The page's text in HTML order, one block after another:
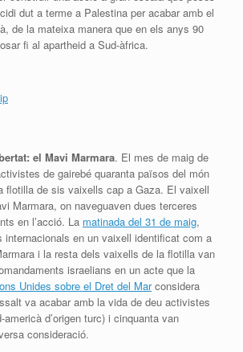
dut a terme a Palestina per acabar amb el
de la mateixa manera que en els anys 90
fi al apartheid a Sud-àfrica.
el Mavi Marmara. El mes de maig de
de gairebé quaranta països del món
flotilla de sis vaixells cap a Gaza. El vaixell
Marmara, on naveguaven dues terceres
en l’acció. La matinada del 31 de maig,
internacionals en un vaixell identificat com a
i la resta dels vaixells de la flotilla van
israelians en un acte que la
Unides sobre el Dret del Marconsidera
va acabar amb la vida de deu activistes
d’origen turc) i cinquanta van
consideració.